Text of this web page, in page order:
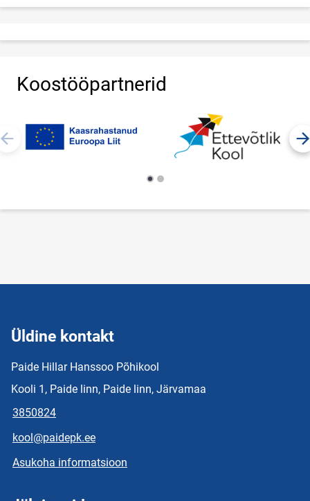
Koostööpartnerid
Üldine kontakt
Paide Hillar Hanssoo Põhikool
Kooli 1, Paide linn, Paide linn, Järvamaa
3850824
kool@paidepk.ee
Asukoha informatsioon